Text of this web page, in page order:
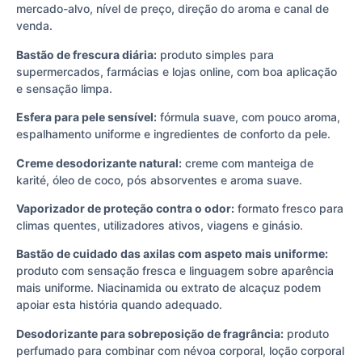
mercado-alvo, nível de preço, direção do aroma e canal de
venda.
Bastão de frescura diária: produto simples para
supermercados, farmácias e lojas online, com boa aplicação
e sensação limpa.
Esfera para pele sensível: fórmula suave, com pouco aroma,
espalhamento uniforme e ingredientes de conforto da pele.
Creme desodorizante natural: creme com manteiga de
karité, óleo de coco, pós absorventes e aroma suave.
Vaporizador de proteção contra o odor: formato fresco para
climas quentes, utilizadores ativos, viagens e ginásio.
Bastão de cuidado das axilas com aspeto mais uniforme:
produto com sensação fresca e linguagem sobre aparência
mais uniforme. Niacinamida ou extrato de alcaçuz podem
apoiar esta história quando adequado.
Desodorizante para sobreposição de fragrância: produto
perfumado para combinar com névoa corporal, loção corporal